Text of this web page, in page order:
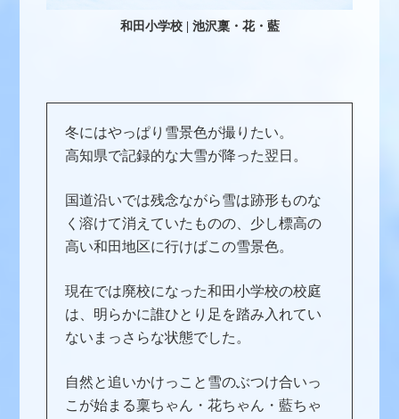
和田小学校 | 池沢稟・花・藍
冬にはやっぱり雪景色が撮りたい。
高知県で記録的な大雪が降った翌日。
国道沿いでは残念ながら雪は跡形ものな
く溶けて消えていたものの、少し標高の
高い和田地区に行けばこの雪景色。
現在では廃校になった和田小学校の校庭
は、明らかに誰ひとり足を踏み入れてい
ないまっさらな状態でした。
自然と追いかけっこと雪のぶつけ合いっ
こが始まる稟ちゃん・花ちゃん・藍ちゃ